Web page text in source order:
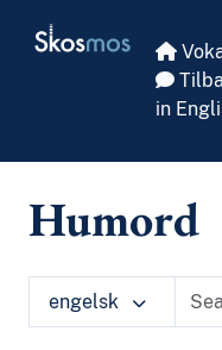
Skosmos
in
Humord
engelsk